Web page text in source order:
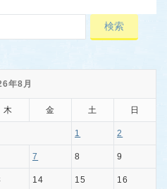
年8月
木 金 土 日
1 2
7 8 9
14 15 16